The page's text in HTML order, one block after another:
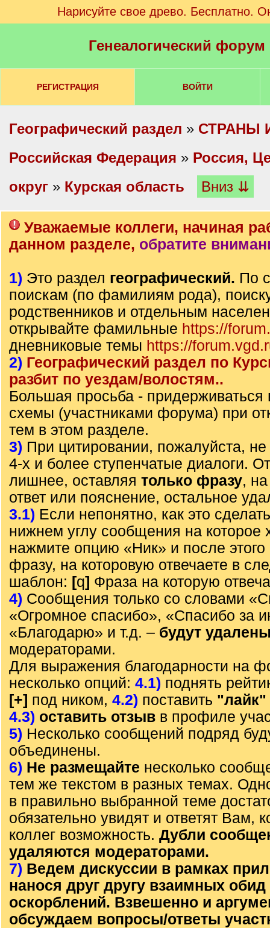
Нарисуйте свое древо. Бесплатно.
Генеалогический
РЕГИСТРАЦИЯ ВОЙТИ
Географический раздел » СТРАНЫ
Российская Федерация » Россия,
округ » Курская область Вниз ⇊
Уважаемые коллеги, начиная
данном разделе, обратите
1) Это раздел географический. По
поискам (по фамилиям рода),
родственников и отдельным
открывайте фамильные https://
дневниковые темы https://
2) Географический раздел по
разбит по уездам/волостям..
Большая просьба - придерживаться
схемы (участниками форума) при
тем в этом разделе.
3) При цитировании, пожалуйста, не
4-х и более ступенчатые диалоги.
лишнее, оставляя только фразу,
ответ или пояснение, остальное
3.1) Если непонятно, как это
нижнем углу сообщения на которое
нажмите опцию «Ник» и после этого
фразу, на которовую отвечаете в
шаблон: [q] Фраза на которую
4) Сообщения только со словами
«Огромное спасибо», «Спасибо за
«Благодарю» и т.д. – будут
модераторами.
Для выражения благодарности на
несколько опций: 4.1) поднять
[+] под ником, 4.2) поставить "лайк"
4.3) оставить отзыв в профиле
5) Несколько сообщений подряд
объединены.
6) Не размещайте несколько
тем же текстом в разных темах.
в правильно выбранной теме
обязательно увидят и ответят Вам,
коллег возможность. Дубли
удаляются модераторами.
7) Ведем дискуссии в рамках
нанося друг другу взаимных обид
оскорблений. Взвешенно и
обсуждаем вопросы/ответы